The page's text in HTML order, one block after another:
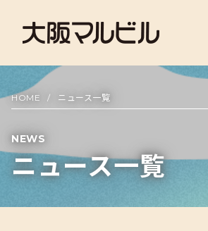
HOME ニュース一覧
NEWS
ニュース一覧